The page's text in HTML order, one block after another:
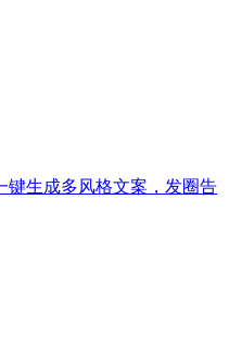
生成多风格文案，发圈告